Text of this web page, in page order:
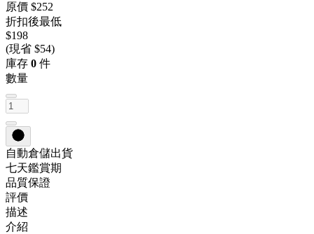
原價 $252
折扣後最低
$198
(現省 $54)
庫存 0 件
數量
自動倉儲出貨
七天鑑賞期
品質保證
評價
描述
介紹